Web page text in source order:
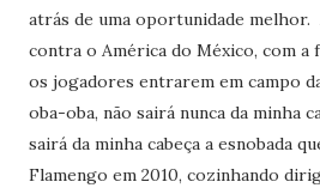
atrás de uma oportunidade melhor.
contra o América do México, com a
os jogadores entrarem em campo
oba-oba, não sairá nunca da minha
sairá da minha cabeça a esnobada
Flamengo em 2010, cozinhando